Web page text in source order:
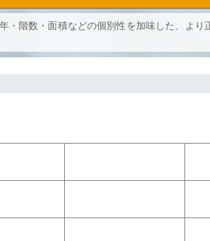
・階数・面積などの個別性を加味した、より